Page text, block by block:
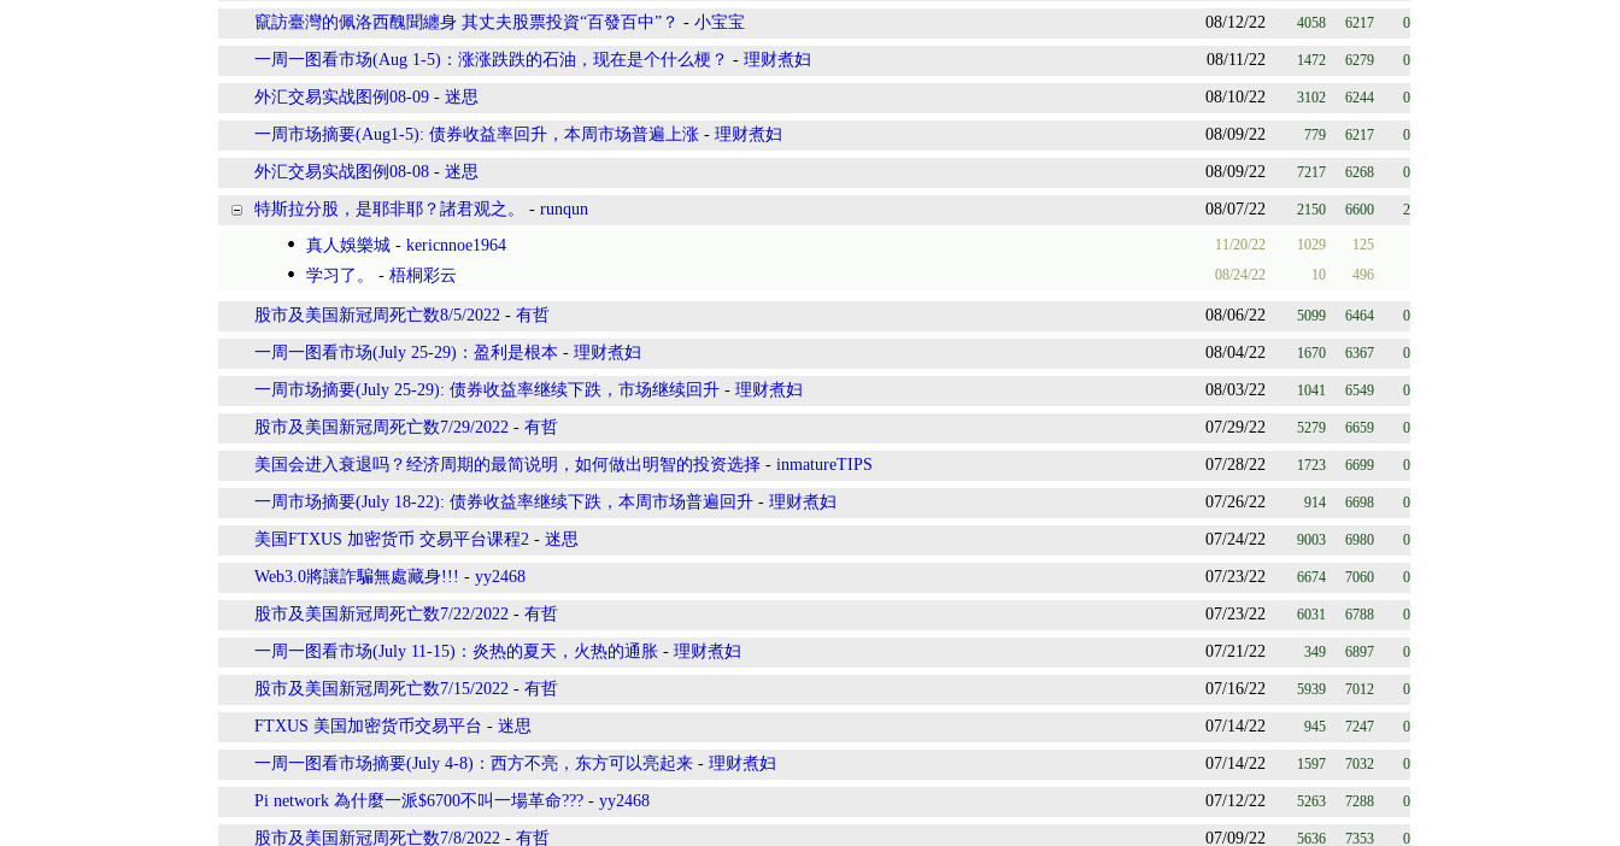
竄訪臺灣的佩洛西醜聞纏身 其丈夫股票投資“百發百中”？ - 小宝宝 08/12/22 4058 6217 0
一周一图看市场(Aug 1-5)：涨涨跌跌的石油，现在是个什么梗？ - 理财煮妇 08/11/22 1472 6279 0
外汇交易实战图例08-09 - 迷思 08/10/22 3102 6244 0
一周市场摘要(Aug1-5): 债券收益率回升，本周市场普遍上涨 - 理财煮妇 08/09/22 779 6217 0
外汇交易实战图例08-08 - 迷思 08/09/22 7217 6268 0
特斯拉分股，是耶非耶？諸君观之。 - runqun 08/07/22 2150 6600 2
真人娛樂城 - kericnnoe1964 11/20/22 1029 125
学习了。 - 梧桐彩云 08/24/22 10 496
股市及美国新冠周死亡数8/5/2022 - 有哲 08/06/22 5099 6464 0
一周一图看市场(July 25-29)：盈利是根本 - 理财煮妇 08/04/22 1670 6367 0
一周市场摘要(July 25-29): 债券收益率继续下跌，市场继续回升 - 理财煮妇 08/03/22 1041 6549 0
股市及美国新冠周死亡数7/29/2022 - 有哲 07/29/22 5279 6659 0
美国会进入衰退吗？经济周期的最简说明，如何做出明智的投资选择 - inmatureTIPS 07/28/22 1723 6699 0
一周市场摘要(July 18-22): 债券收益率继续下跌，本周市场普遍回升 - 理财煮妇 07/26/22 914 6698 0
美国FTXUS 加密货币 交易平台课程2 - 迷思 07/24/22 9003 6980 0
Web3.0將讓詐騙無處藏身!!! - yy2468 07/23/22 6674 7060 0
股市及美国新冠周死亡数7/22/2022 - 有哲 07/23/22 6031 6788 0
一周一图看市场(July 11-15)：炎热的夏天，火热的通胀 - 理财煮妇 07/21/22 349 6897 0
股市及美国新冠周死亡数7/15/2022 - 有哲 07/16/22 5939 7012 0
FTXUS 美国加密货币交易平台 - 迷思 07/14/22 945 7247 0
一周一图看市场摘要(July 4-8)：西方不亮，东方可以亮起来 - 理财煮妇 07/14/22 1597 7032 0
Pi network 為什麼一派$6700不叫一場革命??? - yy2468 07/12/22 5263 7288 0
股市及美国新冠周死亡数7/8/2022 - 有哲 07/09/22 5636 7353 0